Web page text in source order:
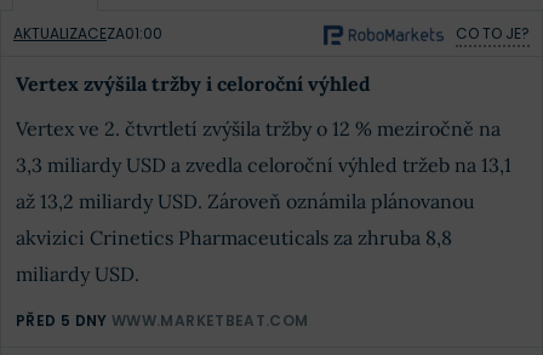
AKTUALIZACEZA01:00 CO TO JE?
Vertex zvýšila tržby i celoroční výhled
Vertex ve 2. čtvrtletí zvýšila tržby o 12 % meziročně na
3,3 miliardy USD a zvedla celoroční výhled tržeb na 13,1
až 13,2 miliardy USD. Zároveň oznámila plánovanou
akvizici Crinetics Pharmaceuticals za zhruba 8,8
miliardy USD.
PŘED 5 DNY WWW.MARKETBEAT.COM